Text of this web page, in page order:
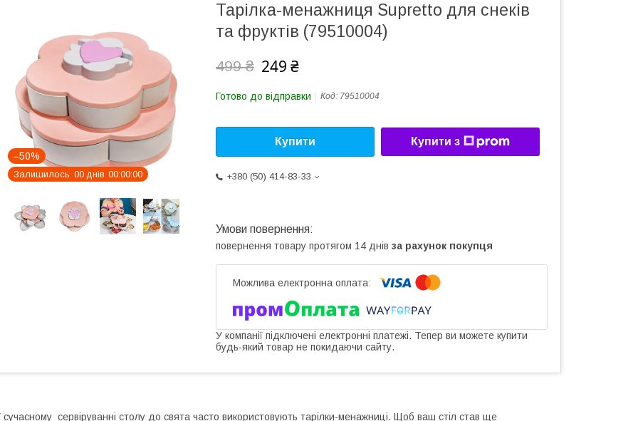
–50%
Залишилось 00 днів 00 00 00
Тарілка-менажниця Supretto для снеків
та фруктів (79510004)
499 ₴ 249 ₴
Готово до відправки Код: 79510004
Купити Купити з
+380 (50) 414-83-33
повернення товару протягом 14 днів за рахунок покупця
У компанії підключені електронні платежі. Тепер ви можете купити
будь-який товар не покидаючи сайту.
сучасному сервіруванні столу до свята часто використовують тарілки-менажниці. Щоб ваш стіл став ще